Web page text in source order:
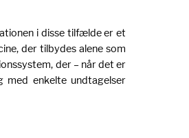
i disse tilfælde er et
der tilbydes alene som
der – når det er
enkelte undtagelser